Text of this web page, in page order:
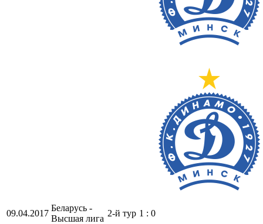
09.04.2017
Беларусь -
Высшая лига
2-й тур 1 : 0